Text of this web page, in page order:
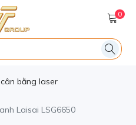
0
bằng laser
Laisai LSG6650